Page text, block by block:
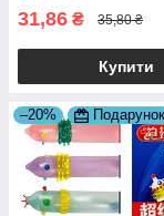
31,86 ₴ 35,80 ₴
Купити
–20% Подарунок